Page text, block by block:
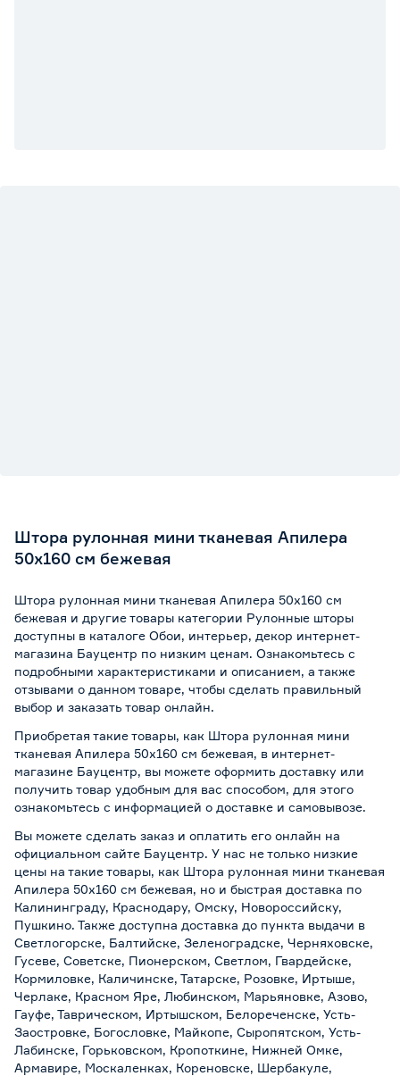
Штора рулонная мини тканевая Апилера
50х160 см бежевая
Штора рулонная мини тканевая Апилера 50х160 см
бежевая и другие товары категории Рулонные шторы
доступны в каталоге Обои, интерьер, декор интернет-
магазина Бауцентр по низким ценам. Ознакомьтесь с
подробными характеристиками и описанием, а также
отзывами о данном товаре, чтобы сделать правильный
выбор и заказать товар онлайн.
Приобретая такие товары, как Штора рулонная мини
тканевая Апилера 50х160 см бежевая, в интернет-
магазине Бауцентр, вы можете оформить доставку или
получить товар удобным для вас способом, для этого
ознакомьтесь с информацией о доставке и самовывозе.
Вы можете сделать заказ и оплатить его онлайн на
официальном сайте Бауцентр. У нас не только низкие
цены на такие товары, как Штора рулонная мини тканевая
Апилера 50х160 см бежевая, но и быстрая доставка по
Калининграду, Краснодару, Омску, Новороссийску,
Пушкино. Также доступна доставка до пункта выдачи в
Светлогорске, Балтийске, Зеленоградске, Черняховске,
Гусеве, Советске, Пионерском, Светлом, Гвардейске,
Кормиловке, Каличинске, Татарске, Розовке, Иртыше,
Черлаке, Красном Яре, Любинском, Марьяновке, Азово,
Гауфе, Таврическом, Иртышском, Белореченске, Усть-
Заостровке, Богословке, Майкопе, Сыропятском, Усть-
Лабинске, Горьковском, Кропоткине, Нижней Омке,
Армавире, Москаленках, Кореновске, Шербакуле,